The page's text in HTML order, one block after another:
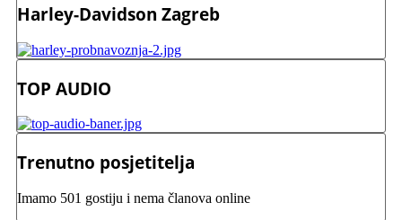
Harley-Davidson Zagreb
TOP AUDIO
Trenutno posjetitelja
Imamo 501 gostiju i nema članova online